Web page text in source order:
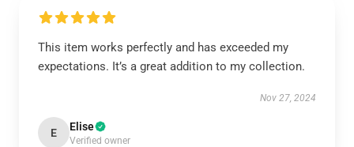
This item works perfectly and has exceeded my
expectations. It’s a great addition to my collection.
Nov 27, 2024
E Elise
Verified owner